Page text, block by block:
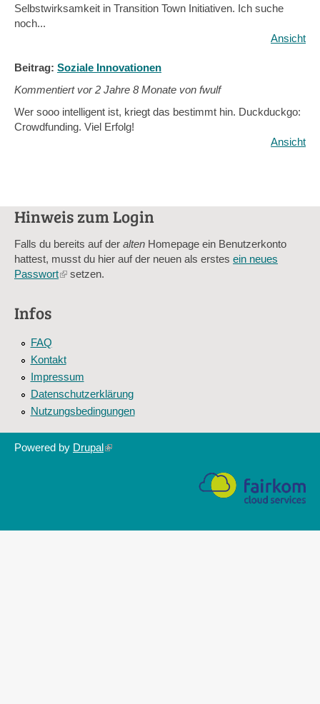
Selbstwirksamkeit in Transition Town Initiativen. Ich suche
noch...
Ansicht
Beitrag: Soziale Innovationen
Kommentiert vor2 Jahre 8 Monate von fwulf
Wer sooo intelligent ist, kriegt das bestimmt hin. Duckduckgo:
Crowdfunding. Viel Erfolg!
Ansicht
Hinweis zum Login
Falls du bereits auf der alten Homepage ein Benutzerkonto
hattest, musst du hier auf der neuen als erstes ein neues
Passwort(linksetzen.
Infos
FAQ
Kontakt
Impressum
Datenschutzerklärung
Nutzungsbedingungen
Powered by Drupal(link